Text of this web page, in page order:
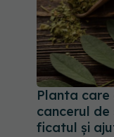
Planta
cancerul de
ficatul și